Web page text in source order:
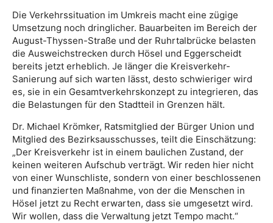
Die Verkehrssituation im Umkreis macht eine zügige
Umsetzung noch dringlicher. Bauarbeiten im Bereich der
August-Thyssen-Straße und der Ruhrtalbrücke belasten
die Ausweichstrecken durch Hösel und Eggerscheidt
bereits jetzt erheblich. Je länger die Kreisverkehr-
Sanierung auf sich warten lässt, desto schwieriger wird
es, sie in ein Gesamtverkehrskonzept zu integrieren, das
die Belastungen für den Stadtteil in Grenzen hält.
Dr. Michael Krömker, Ratsmitglied der Bürger Union und
Mitglied des Bezirksausschusses, teilt die Einschätzung:
„Der Kreisverkehr ist in einem baulichen Zustand, der
keinen weiteren Aufschub verträgt. Wir reden hier nicht
von einer Wunschliste, sondern von einer beschlossenen
und finanzierten Maßnahme, von der die Menschen in
Hösel jetzt zu Recht erwarten, dass sie umgesetzt wird.
Wir wollen, dass die Verwaltung jetzt Tempo macht.“